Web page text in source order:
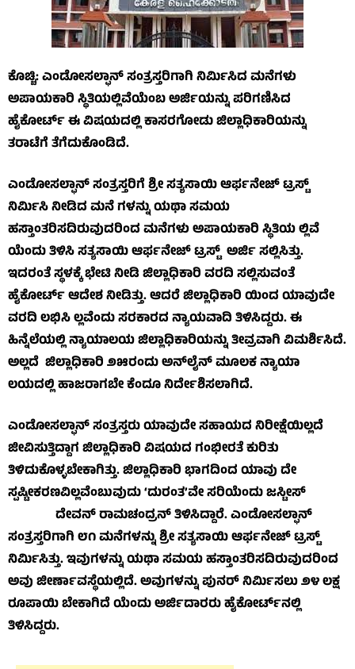
ಕೊಚ್ಚಿ: ಎಂಡೋಸಲ್ಫಾನ್ ಸಂತ್ರಸ್ತರಿಗಾಗಿ ನಿರ್ಮಿಸಿದ ಮನೆಗಳು
ಅಪಾಯಕಾರಿ ಸ್ಥಿತಿಯಲ್ಲಿವೆಯೆಂಬ ಅರ್ಜಿಯನ್ನು ಪರಿಗಣಿಸಿದ
ಹೈಕೋರ್ಟ್ ಈ ವಿಷಯದಲ್ಲಿ ಕಾಸರಗೋಡು ಜಿಲ್ಲಾಧಿಕಾರಿಯನ್ನು
ತರಾಟೆಗೆ ತೆಗೆದುಕೊಂಡಿದೆ.
ಎಂಡೋಸಲ್ಫಾನ್ ಸಂತ್ರಸ್ತರಿಗೆ ಶ್ರೀ ಸತ್ಯಸಾಯಿ ಆರ್ಫನೇಜ್ ಟ್ರಸ್ಟ್
ನಿರ್ಮಿಸಿ ನೀಡಿದ ಮನೆ ಗಳನ್ನು ಯಥಾ ಸಮಯ
ಹಸ್ತಾಂತರಿಸದಿರುವುದರಿಂದ ಮನೆಗಳು ಅಪಾಯಕಾರಿ ಸ್ಥಿತಿಯ ಲ್ಲಿವೆ
ಯೆಂದು ತಿಳಿಸಿ ಸತ್ಯಸಾಯಿ ಆರ್ಫನೇಜ್ ಟ್ರಸ್ಟ್ ಅರ್ಜಿ ಸಲ್ಲಿಸಿತ್ತು.
ಇದರಂತೆ ಸ್ಥಳಕ್ಕೆ ಭೇಟಿ ನೀಡಿ ಜಿಲ್ಲಾಧಿಕಾರಿ ವರದಿ ಸಲ್ಲಿಸುವಂತೆ
ಹೈಕೋರ್ಟ್ ಆದೇಶ ನೀಡಿತ್ತು. ಆದರೆ ಜಿಲ್ಲಾಧಿಕಾರಿ ಯಿಂದ ಯಾವುದೇ
ವರದಿ ಲಭಿಸಿ ಲ್ಲವೆಂದು ಸರಕಾರದ ನ್ಯಾಯವಾದಿ ತಿಳಿಸಿದ್ದರು. ಈ
ಹಿನ್ನೆಲೆಯಲ್ಲಿ ನ್ಯಾಯಾಲಯ ಜಿಲ್ಲಾಧಿಕಾರಿಯನ್ನು ತೀವ್ರವಾಗಿ ವಿಮರ್ಶಿಸಿದೆ.
ಅಲ್ಲದೆ ಜಿಲ್ಲಾಧಿಕಾರಿ ೨೫ರಂದು ಅನ್‌ಲೈನ್ ಮೂಲಕ ನ್ಯಾಯಾ
ಲಯದಲ್ಲಿ ಹಾಜರಾಗಬೇ ಕೆಂದೂ ನಿರ್ದೇಶಿಸಲಾಗಿದೆ.
ಎಂಡೋಸಲ್ಫಾನ್ ಸಂತ್ರಸ್ತರು ಯಾವುದೇ ಸಹಾಯದ ನಿರೀಕ್ಷೆಯಿಲ್ಲದೆ
ಜೀವಿಸುತ್ತಿದ್ದಾಗ ಜಿಲ್ಲಾಧಿಕಾರಿ ವಿಷಯದ ಗಂಭೀರತೆ ಕುರಿತು
ತಿಳಿದುಕೊಳ್ಳಬೇಕಾಗಿತ್ತು. ಜಿಲ್ಲಾಧಿಕಾರಿ ಭಾಗದಿಂದ ಯಾವು ದೇ
ಸ್ಪಷ್ಟೀಕರಣವಿಲ್ಲವೆಂಬುವುದು ‘ದುರಂತ’ವೇ ಸರಿಯೆಂದು ಜಸ್ಟೀಸ್
ದೇವನ್ ರಾಮಚಂದ್ರನ್ ತಿಳಿಸಿದ್ದಾರೆ. ಎಂಡೋಸಲ್ಫಾನ್
ಸಂತ್ರಸ್ತರಿಗಾಗಿ ೮೧ ಮನೆಗಳನ್ನು ಶ್ರೀ ಸತ್ಯಸಾಯಿ ಆರ್ಫನೇಜ್ ಟ್ರಸ್ಟ್
ನಿರ್ಮಿಸಿತ್ತು. ಇವುಗಳನ್ನು ಯಥಾ ಸಮಯ ಹಸ್ತಾಂತರಿಸದಿರುವುದರಿಂದ
ಅವು ಜೀರ್ಣಾವಸ್ಥೆಯಲ್ಲಿದೆ. ಅವುಗಳನ್ನು ಪುನರ್ ನಿರ್ಮಿಸಲು ೨೪ ಲಕ್ಷ
ರೂಪಾಯಿ ಬೇಕಾಗಿದೆ ಯೆಂದು ಅರ್ಜಿದಾರರು ಹೈಕೋರ್ಟ್‌ನಲ್ಲಿ
ತಿಳಿಸಿದ್ದರು.